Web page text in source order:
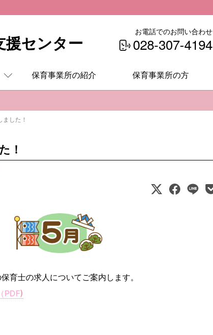
援センター
保育事業所の紹介 保育事業所の方
お電話でのお問い合わせ
028-307-4194
した！
！
育士の求人についてご案内します。
PDF)